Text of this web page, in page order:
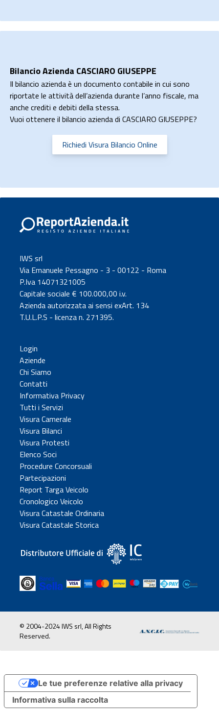
Bilancio Azienda CASCIARO GIUSEPPE
Il bilancio azienda è un documento contabile in cui sono
riportate le attività dell’azienda durante l’anno fiscale, ma
anche crediti e debiti della stessa.
Vuoi ottenere il bilancio azienda di CASCIARO GIUSEPPE?
Richiedi Visura Bilancio Online
IWS srl
Via Emanuele Pessagno - 3 - 00122 - Roma
P.Iva 14071321005
Capitale sociale € 100.000,00 i.v.
Azienda autorizzata ai sensi exArt. 134
T.U.L.P.S - licenza n. 271395.
Login
Aziende
Chi Siamo
Contatti
Informativa Privacy
Tutti i Servizi
Visura Camerale
Visura Bilanci
Visura Protesti
Elenco Soci
Procedure Concorsuali
Partecipazioni
Report Targa Veicolo
Cronologico Veicolo
Visura Catastale Ordinaria
Visura Catastale Storica
© 2004-2024 IWS srl, All Rights
Reserved.
Informativa sulla raccolta
Le tue preferenze relative alla privacy